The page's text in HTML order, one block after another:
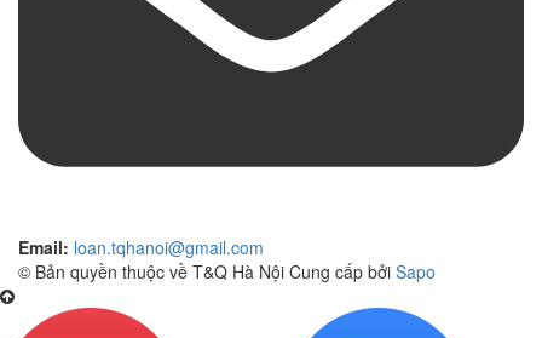
Email: loan.tqhanoi@gmail.com
© Bản quyền thuộc về T&Q Hà Nội Cung cấp bởi Sapo